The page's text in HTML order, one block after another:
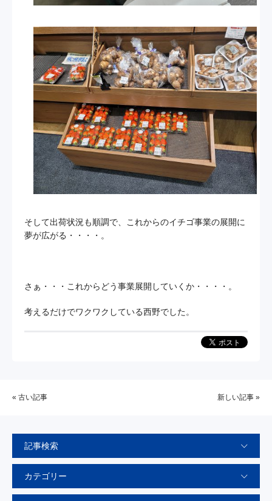
そして出荷状況も順調で、これからのイチゴ事業の展開に
夢が広がる・・・・。
さぁ・・・これからどう事業展開していくか・・・・。
考えるだけでワクワクしている西野でした。
« 古い記事 新しい記事 »
記事検索
カテゴリー